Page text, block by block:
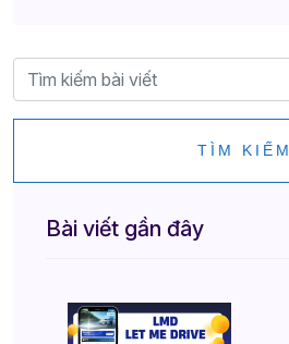
TÌM KIẾM
Bài viết gần đây